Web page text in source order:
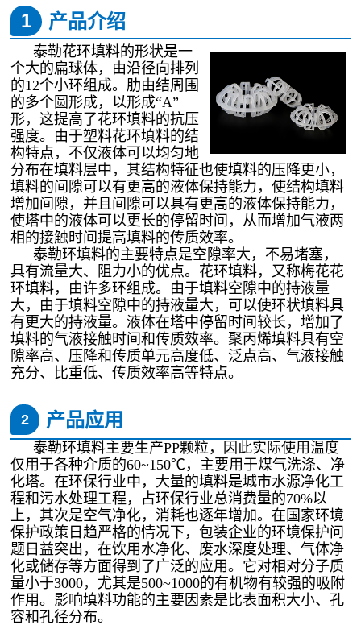
1 产品介绍
泰勒花环填料的形状是一
个大的扁球体，由沿径向排列
的12个小环组成。肋由结周围
的多个圆形成，以形成“A”
形，这提高了花环填料的抗压
强度。由于塑料花环填料的结
构特点，不仅液体可以均匀地
分布在填料层中，其结构特征也使填料的压降更小，
填料的间隙可以有更高的液体保持能力，使结构填料
增加间隙，并且间隙可以具有更高的液体保持能力，
使塔中的液体可以更长的停留时间，从而增加气液两
相的接触时间提高填料的传质效率。
泰勒环填料的主要特点是空隙率大，不易堵塞，
具有流量大、阻力小的优点。花环填料，又称梅花花
环填料，由许多环组成。由于填料空隙中的持液量
大，由于填料空隙中的持液量大，可以使环状填料具
有更大的持液量。液体在塔中停留时间较长，增加了
填料的气液接触时间和传质效率。聚丙烯填料具有空
隙率高、压降和传质单元高度低、泛点高、气液接触
充分、比重低、传质效率高等特点。
2 产品应用
泰勒环填料主要生产PP颗粒，因此实际使用温度
仅用于各种介质的60~150℃，主要用于煤气洗涤、净
化塔。在环保行业中，大量的填料是城市水源净化工
程和污水处理工程，占环保行业总消费量的70%以
上，其次是空气净化，消耗也逐年增加。在国家环境
保护政策日趋严格的情况下，包装企业的环境保护问
题日益突出，在饮用水净化、废水深度处理、气体净
化或储存等方面得到了广泛的应用。它对相对分子质
量小于3000，尤其是500~1000的有机物有较强的吸附
作用。影响填料功能的主要因素是比表面积大小、孔
容和孔径分布。